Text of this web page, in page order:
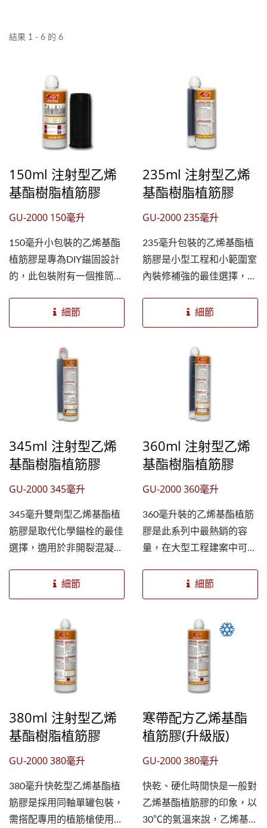
結果 1 - 6 的 6
150ml 注射型乙烯
基酯樹脂植筋膠
GU-2000 150毫升
150毫升小包裝的乙烯基酯
植筋膠是專為DIY錨固設計
的，此包裝附有一個推筒可
有植筋槍的消費者使用。
150ml植筋膠適用於消耗較
施工簡單快速。...
細節
235ml 注射型乙烯
基酯樹脂植筋膠
GU-2000 235毫升
235毫升包裝的乙烯基酯植
筋膠是小型工程和小範圍室
內裝修補強的最佳選擇，雙
的混合管使膠體均勻混合，
硬化時間快速，膠劑無異味
會破壞基材，非常適合運用
在邊距小的錨固，GU-
細節
345ml 注射型乙烯
基酯樹脂植筋膠
GU-2000 345毫升
345毫升雙劑型乙烯基酯植
筋膠是取代化學錨栓的最佳
選擇，適用於非開裂混凝土
燃，對混凝土的滲透性極
佳，對鋼筋螺桿、螺栓的包
破壞，所以應用範圍相當廣
泛，可於倒吊天花板和乾燥
的孔洞中進行錨固作業，未
使用完的植筋膠在更換混合
固特優GU-2000注入式植筋
膠的雙劑混合比例是10:1，
時間快速，適合用於室內或
密閉空間的中強度負載作
業，於未開裂的混凝土、石
材、磚塊及中空材料等基材
細節
360ml 注射型乙烯
基酯樹脂植筋膠
GU-2000 360毫升
360毫升裝的乙烯基酯植筋
膠是此系列中最熱銷的容
量，在大型工程建案中可連
人力成本，GU-2000植筋膠
快乾不垂流且錨固力強，施
連接、建築結構補強加固、
設備錨固，在混凝土、石
材、中空材料(需搭配套筒
使用)等基材上皆可有效作
材。固特優GU-2000注入式
植筋膠的雙劑混合比例是
味，硬化時間快速，適合用
於室內或密閉空間的中強度
負載作業，於未開裂的混凝
土、石材、磚塊及中空材料
細節
380ml 注射型乙烯
基酯樹脂植筋膠
GU-2000 380毫升
380毫升快乾型乙烯基酯植
筋膠是採用同軸單罐包裝，
需搭配專用的植筋槍使用。
寒帶配方乙烯基酯
植筋膠(升級版)
GU-2000 380毫升
快乾、硬化時間快是一般對
乙烯基酯植筋膠的印象，以
30℃的氣溫來說，乙烯基酯